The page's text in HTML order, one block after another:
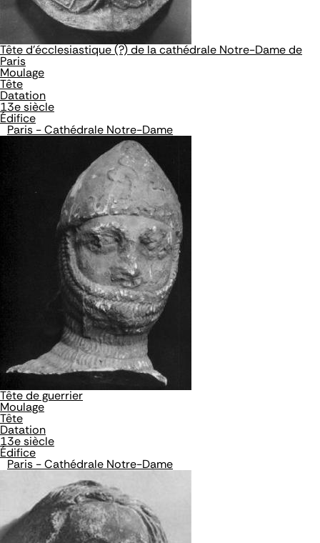
Tête d'écclesiastique (?) de la cathédrale Notre-Dame de
Paris
Moulage
Tête
Datation
13e siècle
Édifice
Paris - Cathédrale Notre-Dame
Tête de guerrier
Moulage
Tête
Datation
13e siècle
Édifice
Paris - Cathédrale Notre-Dame